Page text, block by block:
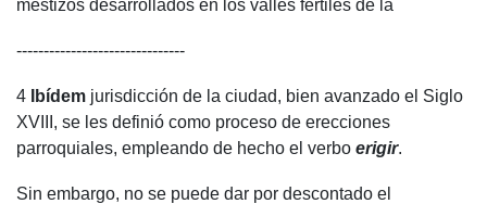
mestizos desarrollados en los valles fértiles de la
-------------------------------
4 Ibídem jurisdicción de la ciudad, bien avanzado el Siglo
XVIII, se les definió como proceso de erecciones
parroquiales, empleando de hecho el verbo erigir.
Sin embargo, no se puede dar por descontado el